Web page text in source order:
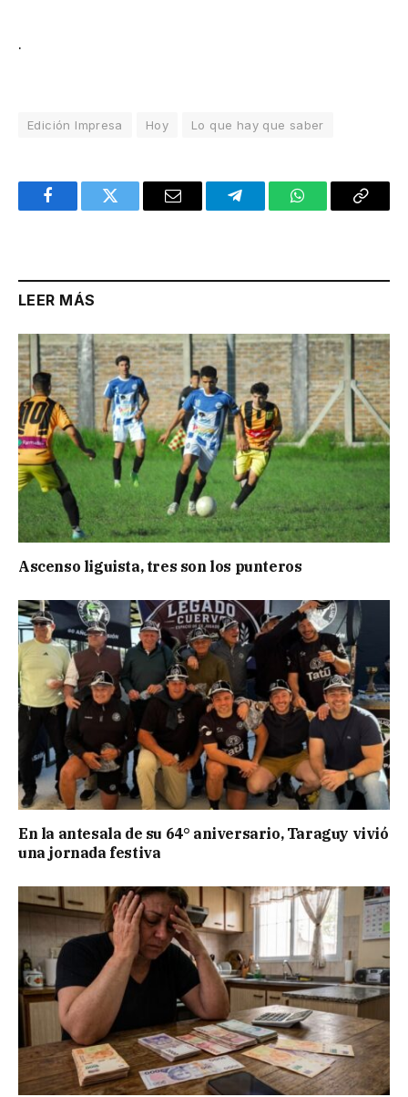
.
Edición Impresa Hoy Lo que hay que saber
FacebookTwitter Email TelegramWhatsAppCopy
LEER MÁS
Ascenso liguista, tres son los punteros
En la antesala de su 64° aniversario, Taraguy vivió
una jornada festiva